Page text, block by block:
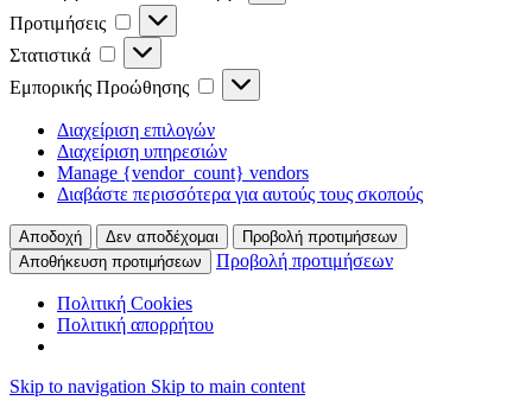
Προτιμήσεις
Προτιμήσεις
Στατιστικά Στατιστικά
Εμπορικής Προώθησης
Εμπορικής
Προώθησης
Διαχείριση επιλογών
Διαχείριση υπηρεσιών
Manage {vendor_count} vendors
Διαβάστε περισσότερα για αυτούς τους σκοπούς
Αποδοχή Δεν αποδέχομαι
Προβολή προτιμήσεων
Αποθήκευση προτιμήσεων
Προβολή προτιμήσεων
Πολιτική Cookies
Πολιτική απορρήτου
Skip to navigation Skip to main content